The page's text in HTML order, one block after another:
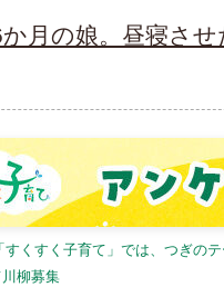
月の娘。昼寝さ
すくすく子育て」では、つぎの
柳募集